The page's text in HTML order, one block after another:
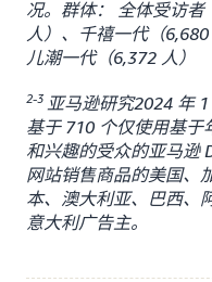
况。群体： 全体受访
人）、千禧一代（
儿潮一代（6,372 人）
2-3 亚马逊研究2024 年
基于 710 个仅使用基于
和兴趣的受众的亚马逊
网站销售商品的美国、
本、澳大利亚、巴西、
意大利广告主。